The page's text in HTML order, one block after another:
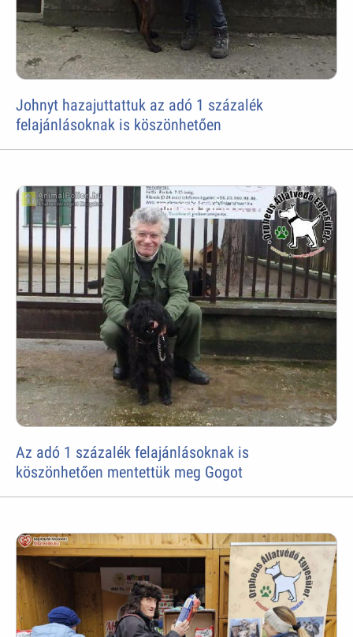
Johnyt hazajuttattuk az adó 1 százalék
felajánlásoknak is köszönhetően
Az adó 1 százalék felajánlásoknak is
köszönhetően mentettük meg Gogot